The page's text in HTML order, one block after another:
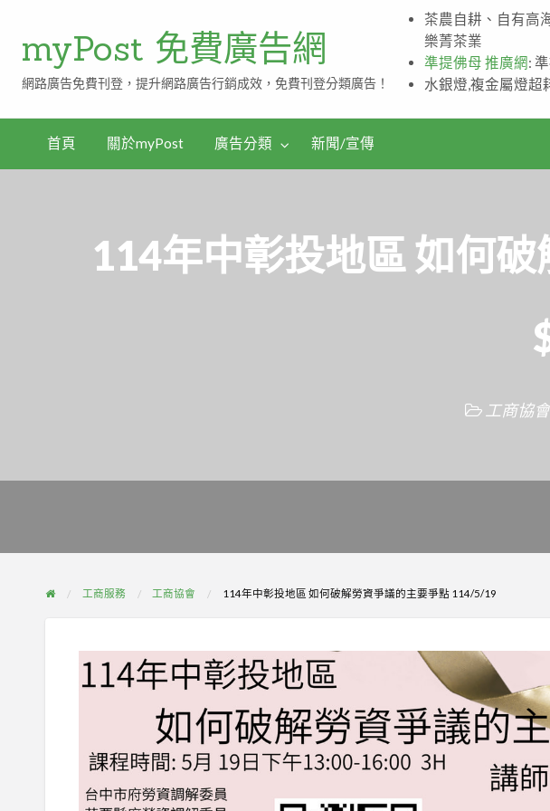
myPost 免費廣告網
網路廣告免費刊登，提升網路廣告行銷成效，免費刊登分類廣告！
茶農自耕、自有高
樂菁茶業
準提佛母 推廣網:
水銀燈,複金屬燈超
首頁 關於myPost 廣告分類 新聞/宣傳
114年中彰投地區 如何
工商協會
工商服務 工商協會 114年中彰投地區 如何破解勞資爭議的主要爭點 114/5/19